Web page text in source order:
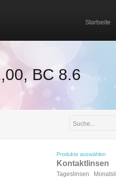
Startseite
BC 8.6
Produkte auswählen
Kontaktlinsen
Tageslinsen